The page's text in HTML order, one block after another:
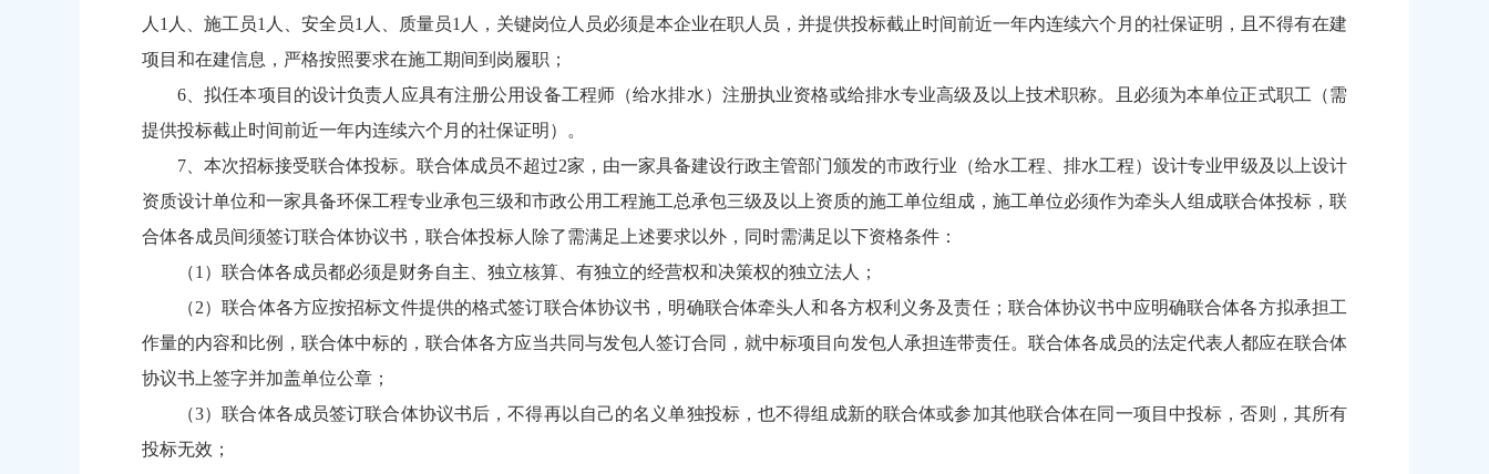
人1人、施工员1人、安全员1人、质量员1人，关键岗位人员必须是本企业在职人员，并提供投标截止时间前近一年内连续六个月的社保证明，且不得有在建
项目和在建信息，严格按照要求在施工期间到岗履职；
6、拟任本项目的设计负责人应具有注册公用设备工程师（给水排水）注册执业资格或给排水专业高级及以上技术职称。且必须为本单位正式职工（需
提供投标截止时间前近一年内连续六个月的社保证明）。
7、本次招标接受联合体投标。联合体成员不超过2家，由一家具备建设行政主管部门颁发的市政行业（给水工程、排水工程）设计专业甲级及以上设计
资质设计单位和一家具备环保工程专业承包三级和市政公用工程施工总承包三级及以上资质的施工单位组成，施工单位必须作为牵头人组成联合体投标，联
合体各成员间须签订联合体协议书，联合体投标人除了需满足上述要求以外，同时需满足以下资格条件：
（1）联合体各成员都必须是财务自主、独立核算、有独立的经营权和决策权的独立法人；
（2）联合体各方应按招标文件提供的格式签订联合体协议书，明确联合体牵头人和各方权利义务及责任；联合体协议书中应明确联合体各方拟承担工
作量的内容和比例，联合体中标的，联合体各方应当共同与发包人签订合同，就中标项目向发包人承担连带责任。联合体各成员的法定代表人都应在联合体
协议书上签字并加盖单位公章；
（3）联合体各成员签订联合体协议书后，不得再以自己的名义单独投标，也不得组成新的联合体或参加其他联合体在同一项目中投标，否则，其所有
投标无效；